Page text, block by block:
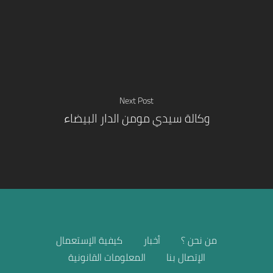
Next Post
وكالة سيدي مومن الدار البيضاء
من نحن ؟ أخبار
كيفية الإستعمال
الإتصال بنا
المعلومات القانونية